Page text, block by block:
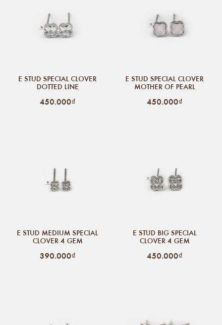
E STUD SPECIAL CLOVER
DOTTED LINE
450.000₫
E STUD SPECIAL CLOVER
MOTHER OF PEARL
450.000₫
E STUD MEDIUM SPECIAL
CLOVER 4 GEM
390.000₫
E STUD BIG SPECIAL
CLOVER 4 GEM
450.000₫